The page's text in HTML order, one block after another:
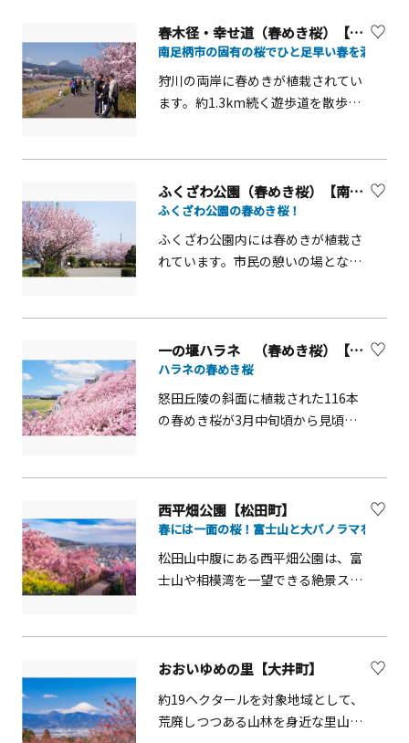
春木径・幸せ道（春めき桜）【南足柄市】
南足柄市の固有の桜でひと足早い春を満喫で
狩川の両岸に春めきが植栽されてい
ます。約1.3km続く遊歩道を散歩し
大雄山線「富士フイルム前駅」下車
徒歩5分
※「春めき」は３月中旬に見ごろを
ふくざわ公園（春めき桜）【南足柄市】
ふくざわ公園の春めき桜！
ふくざわ公園内には春めきが植栽さ
れています。市民の憩いの場となっ
一の堰ハラネ （春めき桜）【南足柄市】
ハラネの春めき桜
怒田丘陵の斜面に植栽された116本
の春めき桜が3月中旬頃から見頃に
果場下付近
西平畑公園【松田町】
春には一面の桜！富士山と大パノラマを堪能
松田山中腹にある西平畑公園は、富
士山や相模湾を一望できる絶景スポ
と河津桜が咲き誇り、桜のピンクと
がひと足早い春を感じさせます。2
月上旬～3月上旬には「まつだ桜ま
おおいゆめの里【大井町】
約19ヘクタールを対象地域として、
荒廃しつつある山林を身近な里山へ